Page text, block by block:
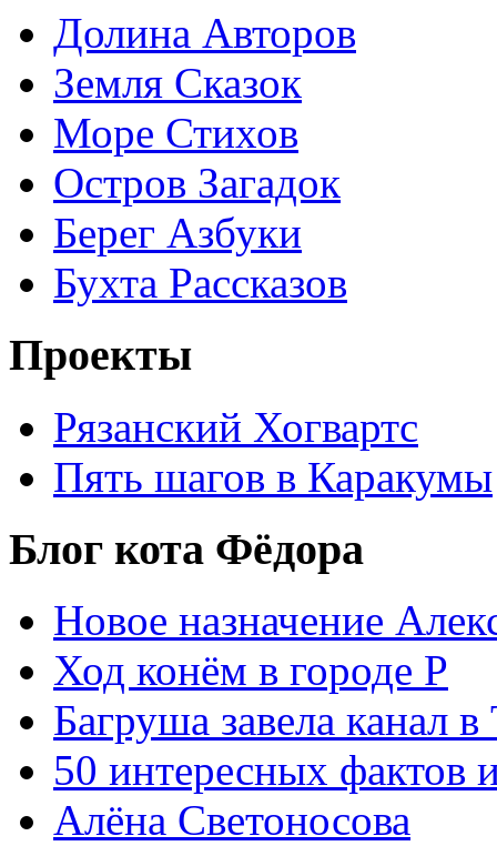
Долина Авторов
Земля Сказок
Море Стихов
Остров Загадок
Берег Азбуки
Бухта Рассказов
Проекты
Рязанский Хогвартс
Пять шагов в Каракумы
Блог кота Фёдора
Новое назначение
Ход конём в городе Р
Багруша завела канал в
50 интересных фактов
Алёна Светоносова